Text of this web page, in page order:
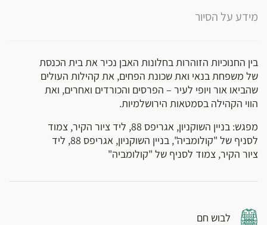
מידע על הסיור
בין החנוכיות הזוהרות בחלונות האבן נכיר את בית הכנסת
של משפחת בנאי ואת שכונת הפחים, את קהילות העולים
שהביאו אור ויופי לעיר – הפרסים והכורדים ואחרים, ואת
הווי הקהילה בסמטאות הירושלמיות.
מפגש: בניין השוקניון, אגריפס 88, ליד ציור הקיר, צמוד
לסניף של "קולומביה", בניין השוקניון, אגריפס 88, ליד
ציור הקיר, צמוד לסניף של "קולומביה"
לבוש חם